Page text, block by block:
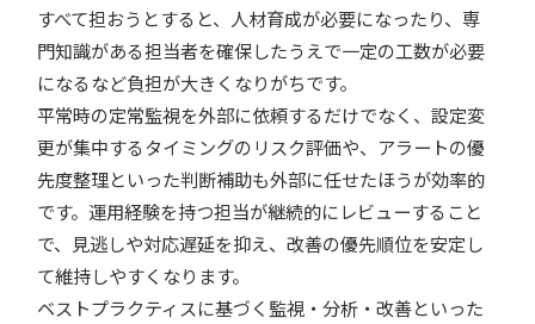
すべて担おうとすると、人材育成が必要になったり、専
門知識がある担当者を確保したうえで一定の工数が必要
になるなど負担が大きくなりがちです。
平常時の定常監視を外部に依頼するだけでなく、設定変
更が集中するタイミングのリスク評価や、アラートの優
先度整理といった判断補助も外部に任せたほうが効率的
です。運用経験を持つ担当が継続的にレビューすること
で、見逃しや対応遅延を抑え、改善の優先順位を安定し
て維持しやすくなります。
ベストプラクティスに基づく監視・分析・改善といった